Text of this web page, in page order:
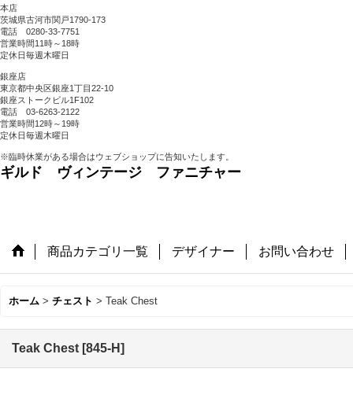
本店
茨城県古河市関戸1790-173
電話 0280-33-7751
営業時間11時～18時
定休日毎週木曜日
銀座店
東京都中央区銀座1丁目22-10
銀座ストークビル1F102
電話 03-6263-2122
営業時間12時～19時
定休日毎週木曜日
※臨時休業がある場合はウェブショップに告知いたします。
ギルド ヴィンテージ ファニチャー
商品カテゴリ一覧 デザイナー お問い合わせ
ホーム > チェスト > Teak Chest
Teak Chest [845-H]